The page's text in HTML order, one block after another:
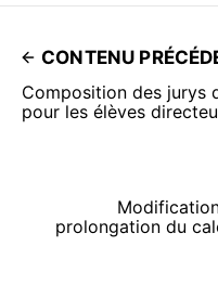
CONTENU
Composition des jurys
pour les élèves
prolongation du